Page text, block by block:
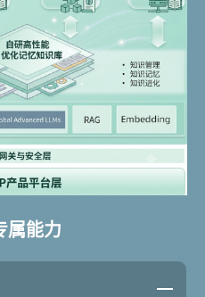
属能力